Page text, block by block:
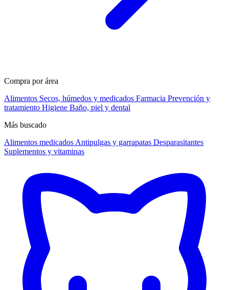
Compra por área
Alimentos Secos, húmedos y medicados Farmacia Prevención y
tratamiento Higiene Baño, piel y dental
Más buscado
Alimentos medicados Antipulgas y garrapatas Desparasitantes
Suplementos y vitaminas